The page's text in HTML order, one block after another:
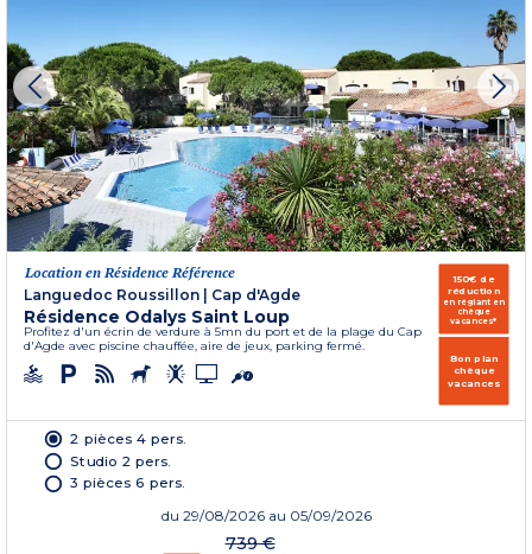
Location en Résidence Référence
Languedoc Roussillon | Cap d'Agde
Résidence Odalys Saint Loup
Profitez d'un écrin de verdure à 5mn du port et de la plage du Cap
d'Agde avec piscine chauffée, aire de jeux, parking fermé.
150€ de
réduction
en réglant en
chèque
vacances*
Bon plan
chèque
vacances
2 pièces 4 pers.
Studio 2 pers.
3 pièces 6 pers.
du 29/08/2026 au 05/09/2026
739 €